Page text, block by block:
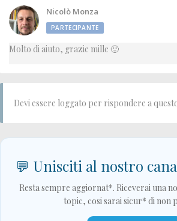
Nicolò Monza
PARTECIPANTE
Molto di aiuto, grazie mille 🙂
Devi essere loggato per rispondere a
💬 Unisciti al nostro
Resta sempre aggiornat*. Riceverai una
topic, cosi sarai sicur* di non